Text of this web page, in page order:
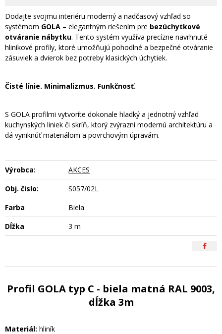
Dodajte svojmu interiéru moderný a nadčasový vzhľad so
systémom GOLA – elegantným riešením pre bezúchytkové
otváranie nábytku. Tento systém využíva precízne navrhnuté
hliníkové profily, ktoré umožňujú pohodlné a bezpečné otváranie
zásuviek a dvierok bez potreby klasických úchytiek.
Čisté línie. Minimalizmus. Funkčnosť.
S GOLA profilmi vytvoríte dokonale hladký a jednotný vzhľad
kuchynských liniek či skríň, ktorý zvýrazní modernú architektúru a
dá vyniknúť materiálom a povrchovým úpravám.
Výrobca:
AKCES
Obj. čislo:
S057/02L
Farba
Biela
Dĺžka
3 m
Profil GOLA typ C - biela matná RAL 9003,
dĺžka 3m
Materiál: hliník